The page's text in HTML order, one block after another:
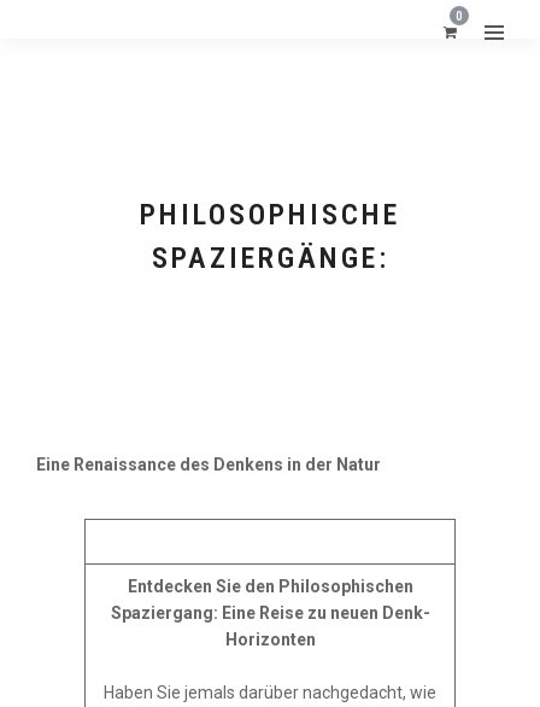
0
PHILOSOPHISCHE
SPAZIERGÄNGE:
Eine Renaissance des Denkens in der Natur
Entdecken Sie den Philosophischen
Spaziergang: Eine Reise zu neuen Denk-
Horizonten
Haben Sie jemals darüber nachgedacht, wie